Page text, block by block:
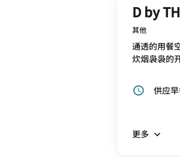
D by
其他
通透的用餐
炊烟袅袅的
供应
更多